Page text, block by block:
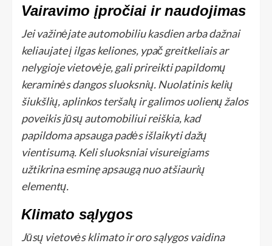
Vairavimo įpročiai ir naudojimas
Jei važinėjate automobiliu kasdien arba dažnai
keliaujate į ilgas keliones, ypač greitkeliais ar
nelygioje vietovėje, gali prireikti papildomų
keraminės dangos sluoksnių. Nuolatinis kelių
šiukšlių, aplinkos teršalų ir galimos uolienų žalos
poveikis jūsų automobiliui reiškia, kad
papildoma apsauga padės išlaikyti dažų
vientisumą. Keli sluoksniai visureigiams
užtikrina esminę apsaugą nuo atšiaurių
elementų.
Klimato sąlygos
Jūsų vietovės klimato ir oro sąlygos vaidina